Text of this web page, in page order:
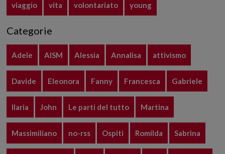
viaggio vita volontariato young
Categorie
Adele AISM Alessia Annalisa attivismo
Davide Eleonora Fanny Francesca Gabriele
Ilaria John Le parti del tutto Martina
Massimiliano no-rss Ospiti Romilda Sabrina